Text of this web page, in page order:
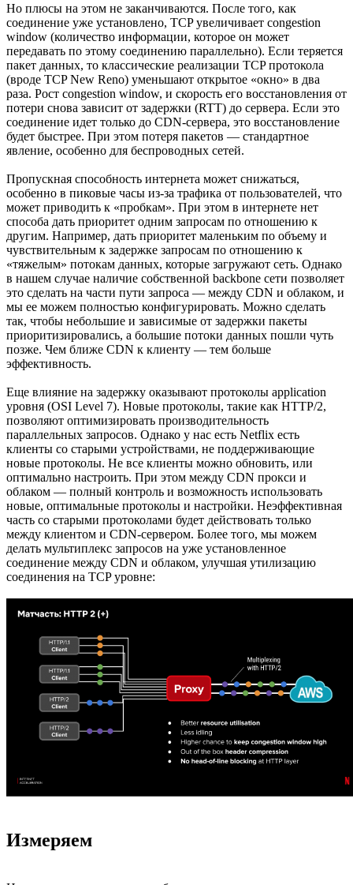
Но плюсы на этом не заканчиваются. После того, как
соединение уже установлено, TCP увеличивает congestion
window (количество информации, которое он может
передавать по этому соединению параллельно). Если теряется
пакет данных, то классические реализации TCP протокола
(вроде TCP New Reno) уменьшают открытое «окно» в два
раза. Рост congestion window, и скорость его восстановления от
потери снова зависит от задержки (RTT) до сервера. Если это
соединение идет только до CDN-сервера, это восстановление
будет быстрее. При этом потеря пакетов — стандартное
явление, особенно для беспроводных сетей.
Пропускная способность интернета может снижаться,
особенно в пиковые часы из-за трафика от пользователей, что
может приводить к «пробкам». При этом в интернете нет
способа дать приоритет одним запросам по отношению к
другим. Например, дать приоритет маленьким по объему и
чувствительным к задержке запросам по отношению к
«тяжелым» потокам данных, которые загружают сеть. Однако
в нашем случае наличие собственной backbone сети позволяет
это сделать на части пути запроса — между CDN и облаком, и
мы ее можем полностью конфигурировать. Можно сделать
так, чтобы небольшие и зависимые от задержки пакеты
приоритизировались, а большие потоки данных пошли чуть
позже. Чем ближе CDN к клиенту — тем больше
эффективность.
Еще влияние на задержку оказывают протоколы application
уровня (OSI Level 7). Новые протоколы, такие как HTTP/2,
позволяют оптимизировать производительность
параллельных запросов. Однако у нас есть Netflix есть
клиенты со старыми устройствами, не поддерживающие
новые протоколы. Не все клиенты можно обновить, или
оптимально настроить. При этом между CDN прокси и
облаком — полный контроль и возможность использовать
новые, оптимальные протоколы и настройки. Неэффективная
часть со старыми протоколами будет действовать только
между клиентом и CDN-сервером. Более того, мы можем
делать мультиплекс запросов на уже установленное
соединение между CDN и облаком, улучшая утилизацию
соединения на TCP уровне:
Измеряем